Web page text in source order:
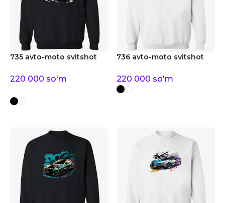
735 avto-moto svitshot
220 000 so'm
736 avto-moto svitshot
220 000 so'm